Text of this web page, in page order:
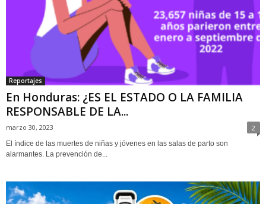
Reportajes
En Honduras: ¿ES EL ESTADO O LA FAMILIA
RESPONSABLE DE LA...
marzo 30, 2023 2
El índice de las muertes de niñas y jóvenes en las salas de parto son
alarmantes. La prevención de...